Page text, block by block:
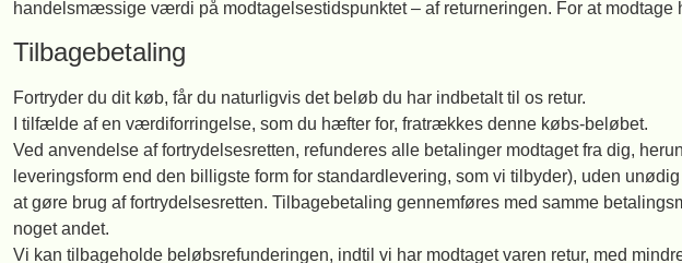
handelsmæssige værdi på modtagelsestidspunktet – af returneringen. For at
Tilbagebetaling
Fortryder du dit køb, får du naturligvis det beløb du har indbetalt til os retur.
I tilfælde af en værdiforringelse, som du hæfter for, fratrækkes denne købs-beløbet.
Ved anvendelse af fortrydelsesretten, refunderes alle betalinger modtaget fra dig,
leveringsform end den billigste form for standardlevering, som vi tilbyder), uden
at gøre brug af fortrydelsesretten. Tilbagebetaling gennemføres med samme
noget andet.
Vi kan tilbageholde beløbsrefunderingen, indtil vi har modtaget varen retur, med